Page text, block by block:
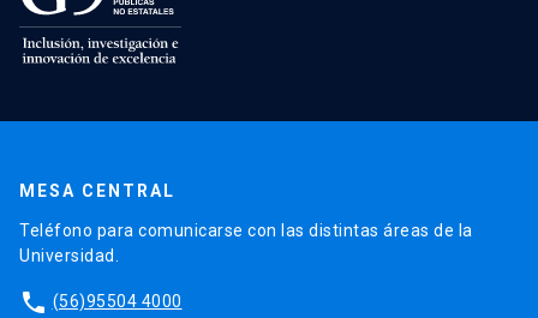
MESA CENTRAL
Teléfono para comunicarse con las distintas áreas de la
Universidad.
phone (56)95504 4000